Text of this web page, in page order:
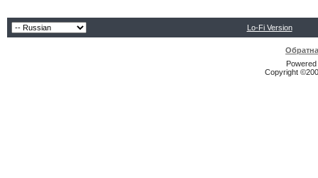
Lo-Fi Version
Copyright